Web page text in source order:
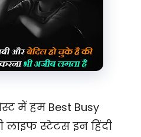
में हम Best Busy
लाइफ स्टेटस इन हिंदी